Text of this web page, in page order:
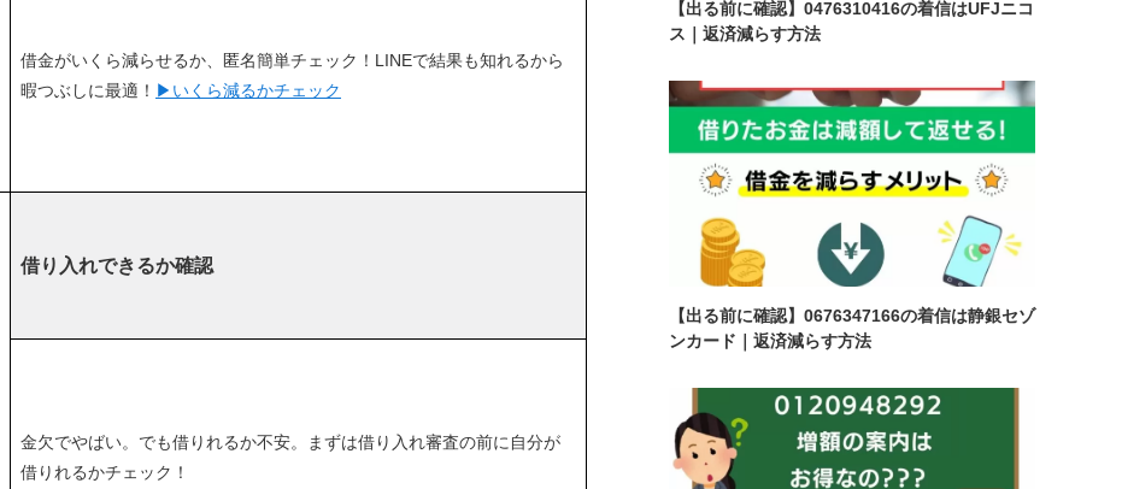
借金がいくら減らせるか、匿名簡単チェック！LINEで結果も知れるから
暇つぶしに最適！ ▶︎いくら減るかチェック
借り入れできるか確認
金欠でやばい。でも借りれるか不安。まずは借り入れ審査の前に自分が
借りれるかチェック！
【出る前に確認】0476310416の着信はUFJニコ
ス｜返済減らす方法
【出る前に確認】0676347166の着信は静銀セゾ
ンカード｜返済減らす方法